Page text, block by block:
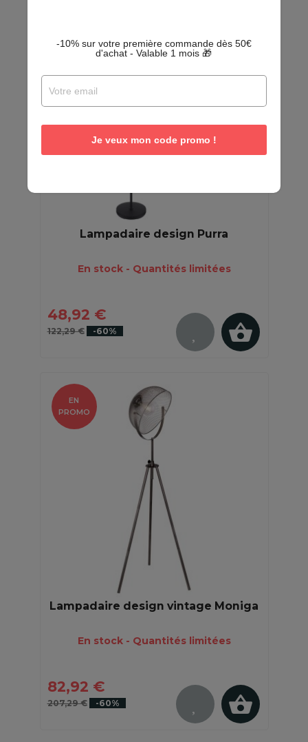
Lampadaire design Purra
En stock - Quantités limitées
48,92 €
122,29 € -60%
PROMO
Lampadaire design vintage Moniga
En stock - Quantités limitées
82,92 €
207,29 € -60%
EN
PROMO
-10% sur votre première commande dès 50€
d'achat - Valable 1 mois 🎁
Je veux mon code promo !